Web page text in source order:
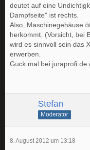
deutet auf eine
Dampfseite" ist rechts.
Also, Maschinegehäuse
herkommt. (Vorsicht, bei
wird es sinnvoll sein das
erwerben.
Guck mal bei juraprofi.de
Stefan
Moderator
8. August 2012 um 13:18